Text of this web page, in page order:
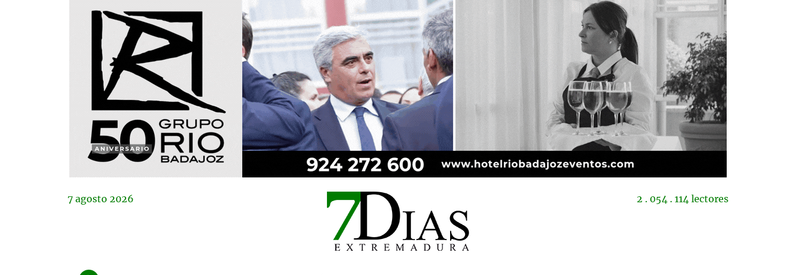
7 agosto 2026 2 . 054 . 114 lectores